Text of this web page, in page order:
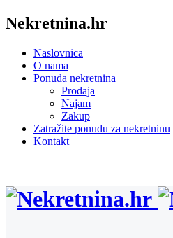
Nekretnina.hr
Naslovnica
O nama
Ponuda nekretnina
Prodaja
Najam
Zakup
Zatražite ponudu za nekretninu
Kontakt